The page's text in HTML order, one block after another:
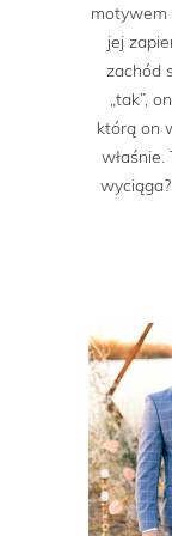
motywem
jej
zachód
„tak”,
którą on